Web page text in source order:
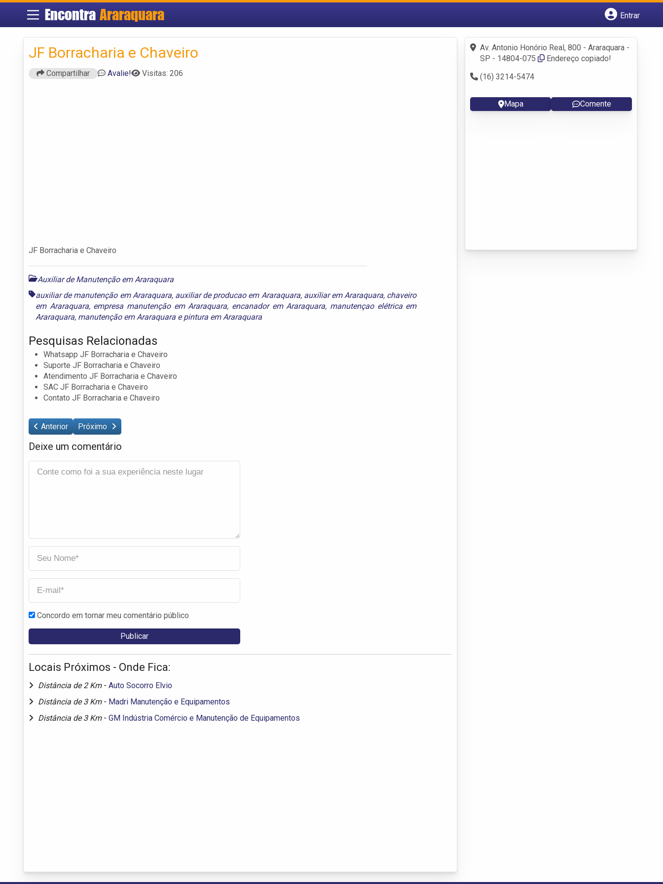
Encontra Araraquara
Entrar
Fazer login
Criar conta
JF Borracharia e Chaveiro
Compartilhar Avalie! Visitas: 206
JF Borracharia e Chaveiro
Auxiliar de Manutenção em Araraquara
auxiliar de manutenção em Araraquara, auxiliar de producao em Araraquara, auxiliar em Araraquara, chaveiro
em Araraquara, empresa manutenção em Araraquara, encanador em Araraquara, manutençao elétrica em
Araraquara, manutenção em Araraquara epintura em Araraquara
Pesquisas Relacionadas
Whatsapp JF Borracharia e Chaveiro
Suporte JF Borracharia e Chaveiro
Atendimento JF Borracharia e Chaveiro
SAC JF Borracharia e Chaveiro
Contato JF Borracharia e Chaveiro
Anterior Próximo
Deixe um comentário
Concordo em tornar meu comentário público
Locais Próximos - Onde Fica:
Distância de 2 Km - Auto Socorro Elvio
Distância de 3 Km - Madri Manutenção e Equipamentos
Distância de 3 Km - GM Indústria Comércio e Manutenção de Equipamentos
Av. Antonio Honório Real, 800 - Araraquara -
SP - 14804-075
Endereço copiado!
(16) 3214-5474
Mapa Comente